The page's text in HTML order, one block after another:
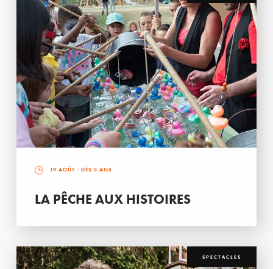
19 AOÛT - DÈS 3 ANS
LA PÊCHE AUX HISTOIRES
SPECTACLES